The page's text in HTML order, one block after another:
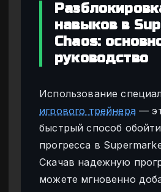
навыков в
Chaos:
руководство
Использование
игрового трейнера—
быстрый способ
прогресса в
Скачав надежную
можете мгновенно